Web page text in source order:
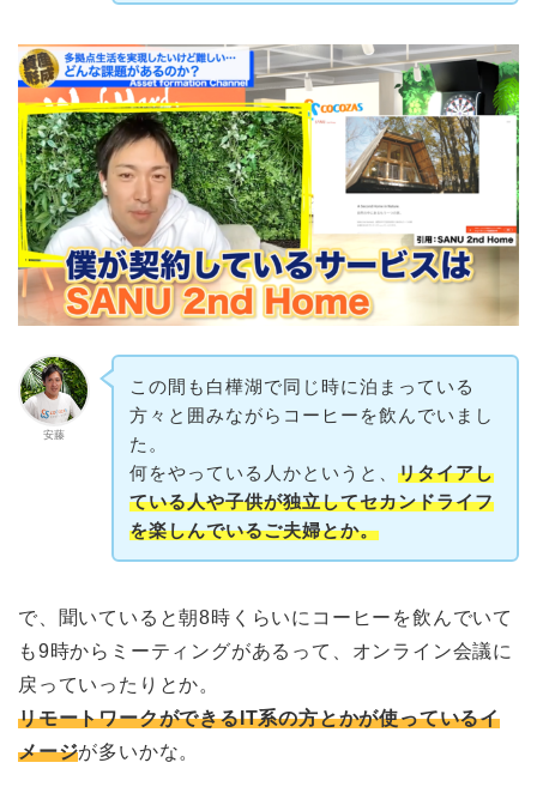
安藤
この間も白樺湖で同じ時に泊まっている
方々と囲みながらコーヒーを飲んでいまし
た。
何をやっている人かというと、 リタイアし
ている人や子供が独立してセカンドライフ
を楽しんでいるご夫婦とか。
で、聞いていると朝8時くらいにコーヒーを飲んでいて
も9時からミーティングがあるって、オンライン会議に
戻っていったりとか。
リモートワークができるIT系の方とかが使っているイ
メージが多いかな。